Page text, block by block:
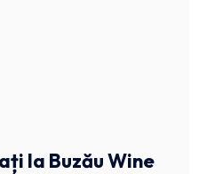
la Buzău Wine